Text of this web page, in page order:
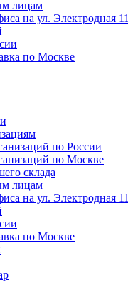
лицам
на ул. Электродная 11
по Москве
по России
по Москве
склада
лицам
на ул. Электродная 11
по Москве